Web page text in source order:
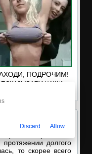
ПОДРОЧИМ!
НАШИ
не отображается, то
долгого
то скорее всего
Discard Allow